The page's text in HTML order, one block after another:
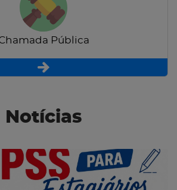
Pública
Notícias